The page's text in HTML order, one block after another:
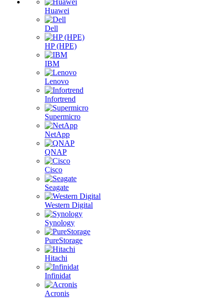
Huawei
Dell
HP (HPE)
IBM
Lenovo
Infortrend
Supermicro
NetApp
QNAP
Cisco
Seagate
Western Digital
Synology
PureStorage
Hitachi
Infinidat
Acronis